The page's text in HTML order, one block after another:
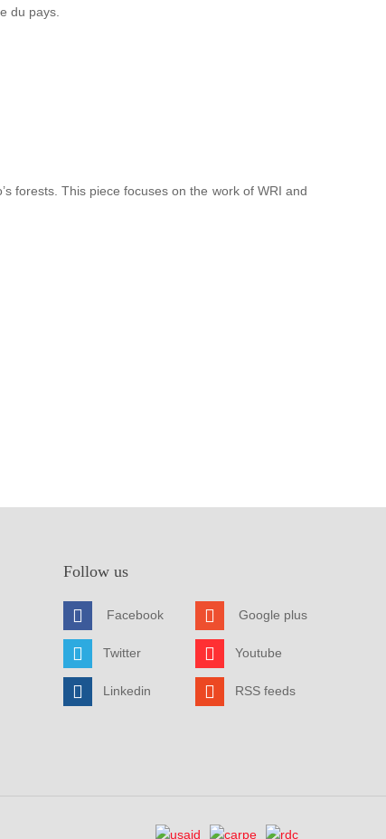
du pays.
forests. This piece focuses on the work of WRI and
Follow us
Facebook
Twitter
Linkedin
Google plus
Youtube
RSS feeds